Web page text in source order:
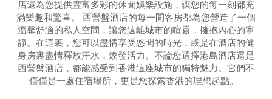
店還為您提供豐富多彩的休閒娛樂設施，讓您的每一刻都充
滿樂趣和驚喜。 西營盤酒店的每一間客房都為您營造了一個
溫馨舒適的私人空間，讓您遠離城市的喧囂，擁抱內心的寧
靜。在這裏，您可以盡情享受悠閒的時光，或是在酒店的健
身房裏盡情釋放汗水，煥發活力。不論您選擇港島酒店還是
西營盤酒店，都能感受到香港這座城市的獨特魅力。它們不
僅僅是一處住宿場所，更是您探索香港的理想起點。